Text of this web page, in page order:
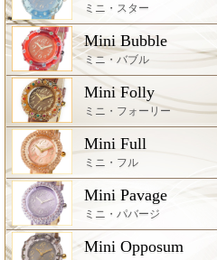
ミニ・スター
Mini Bubble
ミニ・バブル
Mini Folly
ミニ・フォーリー
Mini Full
ミニ・フル
Mini Pavage
ミニ・パバージ
Mini Opposum